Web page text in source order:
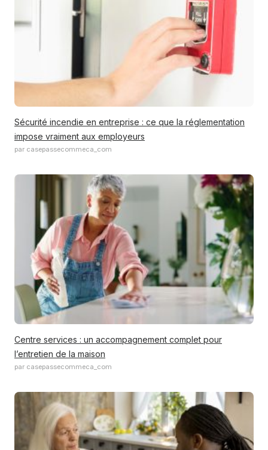
Sécurité incendie en entreprise : ce que la réglementation
impose vraiment aux employeurs
par casepassecommeca_com
Centre services : un accompagnement complet pour
l’entretien de la maison
par casepassecommeca_com